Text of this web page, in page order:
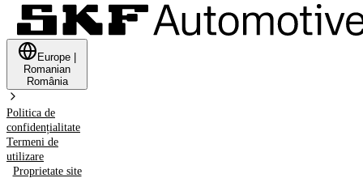
Europe
Romanian
România
Politica de
confidențialitate
Termeni de
utilizare
Proprietate site